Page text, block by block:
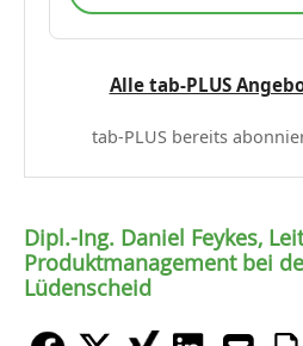
Alle tab-PLUS
tab-PLUS bereits
Dipl.-Ing. Daniel Feykes,
Produktmanagement bei
Lüdenscheid